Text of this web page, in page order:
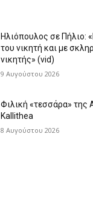
Ηλιόπουλος σε Πήλιο:
του νικητή και με
νικητής» (vid)
9 Αυγούστου 2026
Φιλική «τεσσάρα» της
Kallithea
8 Αυγούστου 2026